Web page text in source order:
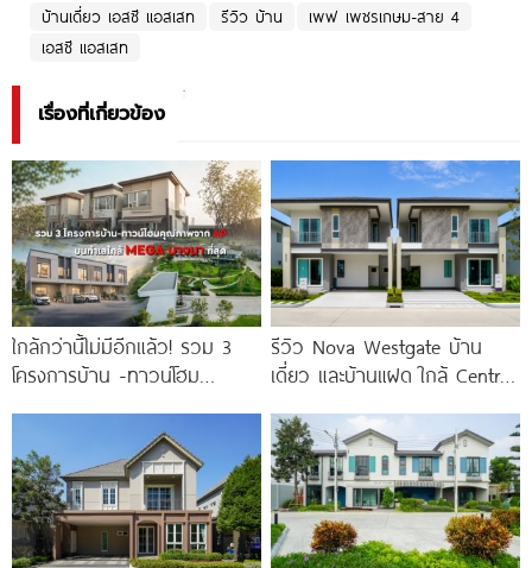
บ้านเดี่ยว เอสซี แอสเสท
รีวิว บ้าน
เพฟ เพชรเกษม-สาย 4
เอสซี แอสเสท
เรื่องที่เกี่ยวข้อง
ใกล้กว่านี้ไม่มีอีกแล้ว! รวม 3
โครงการบ้าน -ทาวน์โฮม
MEGA บางนา เพียง
รีวิว Nova Westgate บ้าน
เดี่ยว และบ้านแฝด ใกล้ Central